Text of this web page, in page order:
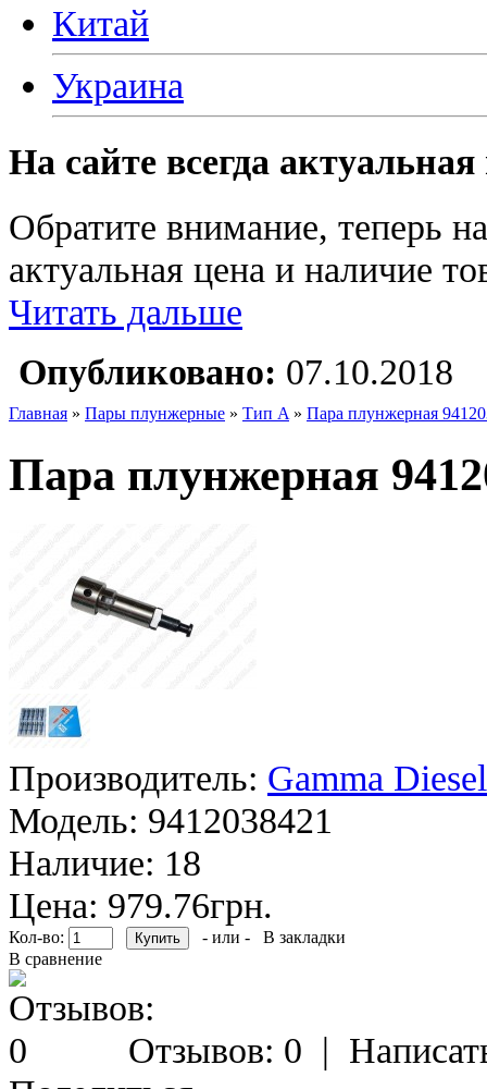
Китай
Украина
На сайте всегда
Обратите внимание, теперь
актуальная цена и наличие
Читать дальше
Опубликовано: 07.10.2018
Главная » Пары плунжерные » Тип A » Пара плунжерная
Пара плунжерная
Производитель: Gamma Diesel
Модель: 9412038421
Наличие: 18
Цена: 979.76грн.
Кол-во: - или -
В закладки
В сравнение
Отзывов: 0 |